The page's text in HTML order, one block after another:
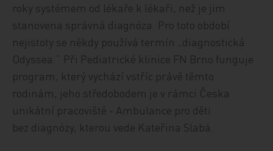
roky systémem od lékaře k lékaři, než je jim
stanovena správná diagnóza. Pro toto období
nejistoty se někdy používá termín „diagnostická
Odyssea.“ Při Pediatrické klinice FN Brno funguje
program, který vychází vstříc právě těmto
rodinám, jeho středobodem je v rámci Česka
unikátní pracoviště - Ambulance pro děti
bez diagnózy, kterou vede Kateřina Slabá.